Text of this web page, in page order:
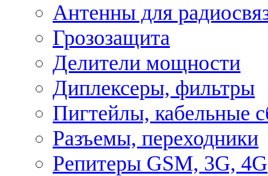
Антенны для
Грозозащита
Делители мощности
Диплексеры, фильтры
Пигтейлы, кабельные
Разъемы, переходники
Репитеры GSM, 3G, 4G